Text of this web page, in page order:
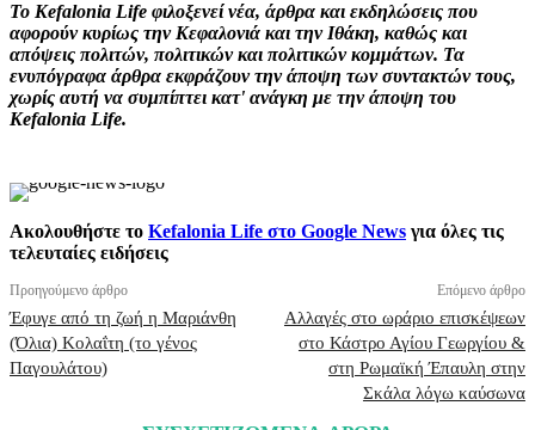
Το Kefalonia Life φιλοξενεί νέα, άρθρα και εκδηλώσεις που
αφορούν κυρίως την Κεφαλονιά και την Ιθάκη, καθώς και
απόψεις πολιτών, πολιτικών και πολιτικών κομμάτων. Τα
ενυπόγραφα άρθρα εκφράζουν την άποψη των συντακτών τους,
χωρίς αυτή να συμπίπτει κατ' ανάγκη με την άποψη του
Kefalonia Life.
Ακολουθήστε το Kefalonia Life στο Google News για όλες τις
τελευταίες ειδήσεις
Προηγούμενο άρθρο
Έφυγε από τη ζωή η Μαριάνθη
(Όλια) Κολαΐτη (το γένος
Παγουλάτου)
Επόμενο άρθρο
Αλλαγές στο ωράριο επισκέψεων
στο Κάστρο Αγίου Γεωργίου &
στη Ρωμαϊκή Έπαυλη στην
Σκάλα λόγω καύσωνα